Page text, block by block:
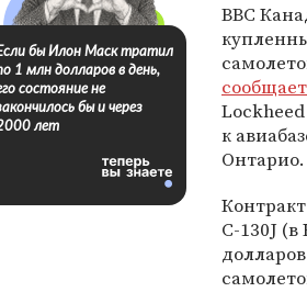
ВВС
к
Онтарио.
C-130J
бы Илон Маск тратил
1 млн долларов в день,
состояние не
бы и через
лет